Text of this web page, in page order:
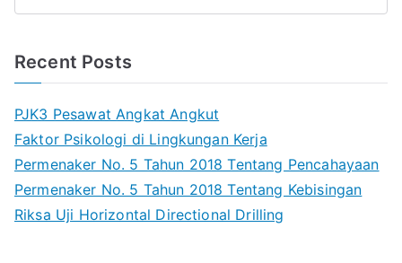
c
Recent Posts
PJK3 Pesawat Angkat Angkut
Faktor Psikologi di Lingkungan Kerja
Permenaker No. 5 Tahun 2018 Tentang Pencahayaan
Permenaker No. 5 Tahun 2018 Tentang Kebisingan
Riksa Uji Horizontal Directional Drilling